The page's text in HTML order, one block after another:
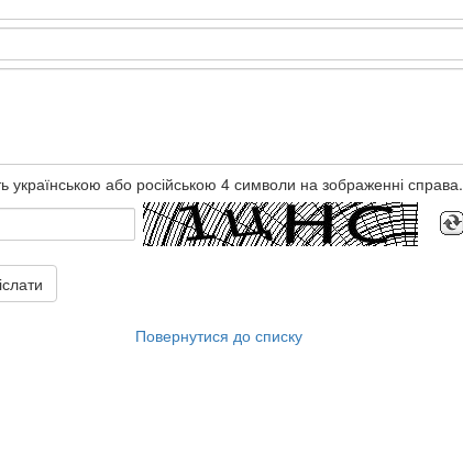
українською або російською 4 символи на зображенні справа.
Повернутися до списку